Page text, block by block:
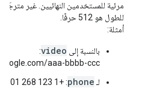
مرئية للمستخدمين النهائيين. غير مترجَم
للطول هو 512 حرفًا.
أمثلة:
بالنسبة إلى video
:
aaa-bbbb-ccc
لـ phone
: +1 123 268 2601